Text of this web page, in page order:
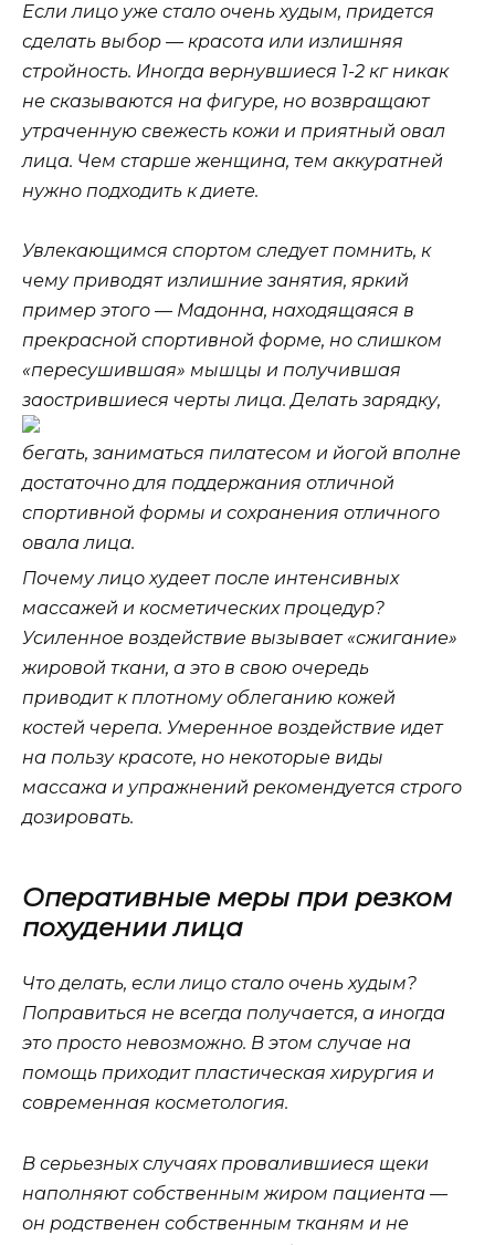
Если лицо уже стало очень худым, придется
сделать выбор — красота или излишняя
стройность. Иногда вернувшиеся 1-2 кг никак
не сказываются на фигуре, но возвращают
утраченную свежесть кожи и приятный овал
лица. Чем старше женщина, тем аккуратней
нужно подходить к диете.
Увлекающимся спортом следует помнить, к
чему приводят излишние занятия, яркий
пример этого — Мадонна, находящаяся в
прекрасной спортивной форме, но слишком
«пересушившая» мышцы и получившая
заострившиеся черты лица. Делать зарядку,
бегать, заниматься пилатесом и йогой вполне
достаточно для поддержания отличной
спортивной формы и сохранения отличного
овала лица.
Почему лицо худеет после интенсивных
массажей и косметических процедур?
Усиленное воздействие вызывает «сжигание»
жировой ткани, а это в свою очередь
приводит к плотному облеганию кожей
костей черепа. Умеренное воздействие идет
на пользу красоте, но некоторые виды
массажа и упражнений рекомендуется строго
дозировать.
Оперативные меры при резком
похудении лица
Что делать, если лицо стало очень худым?
Поправиться не всегда получается, а иногда
это просто невозможно. В этом случае на
помощь приходит пластическая хирургия и
современная косметология.
В серьезных случаях провалившиеся щеки
наполняют собственным жиром пациента —
он родственен собственным тканям и не